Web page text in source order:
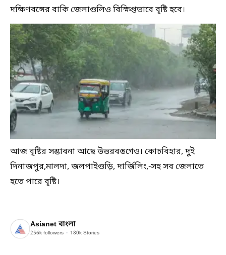
দক্ষিণবঙ্গের বাকি জেলাগুলিও বিক্ষিপ্তভাবে বৃষ্টি হবে।
আজ বৃষ্টির সম্ভাবনা আছে উত্তরবঙগেও। কোচবিহার, দুই
দিনাজপুর,মালদা, জলপাইগুড়ি, দার্জিলিং,-সহ সব জেলাতে
হতে পারে বৃষ্টি।
Asianet বাংলা
256k followers 180k Stories